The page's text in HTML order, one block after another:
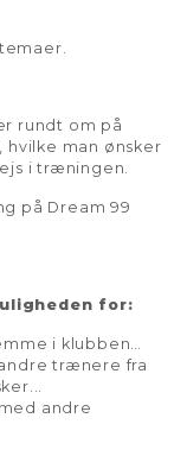
rundt om på
hvilke man ønsker
i træningen.
på Dream 99
for:
i klubben…
trænere fra
andre